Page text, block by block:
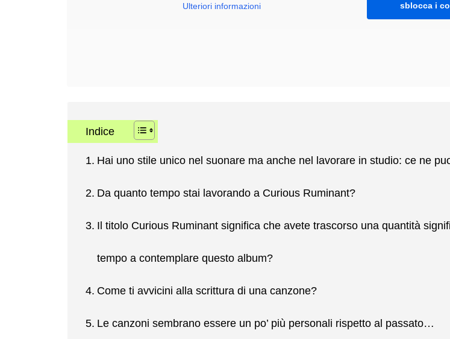
Ulteriori informazioni
sblocca i
Indice
Hai uno stile unico nel suonare ma anche nel lavorare in studio: ce ne
Da quanto tempo stai lavorando a Curious Ruminant?
Il titolo Curious Ruminant significa che avete trascorso una quantità
tempo a contemplare questo album?
Come ti avvicini alla scrittura di una canzone?
Le canzoni sembrano essere un po’ più personali rispetto al passato…